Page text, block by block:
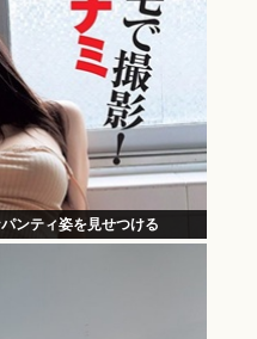
ンティ姿を見せつける